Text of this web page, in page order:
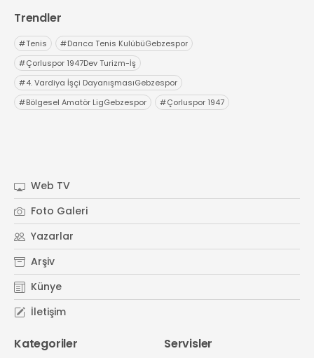
Trendler
#Tenis #Darıca Tenis KulübüGebzespor
#Çorluspor 1947Dev Turizm-İş
#4. Vardiya İşçi DayanışmasıGebzespor
#Bölgesel Amatör LigGebzespor #Çorluspor 1947
Web TV
Foto Galeri
Yazarlar
Arşiv
Künye
İletişim
Kategoriler Servisler